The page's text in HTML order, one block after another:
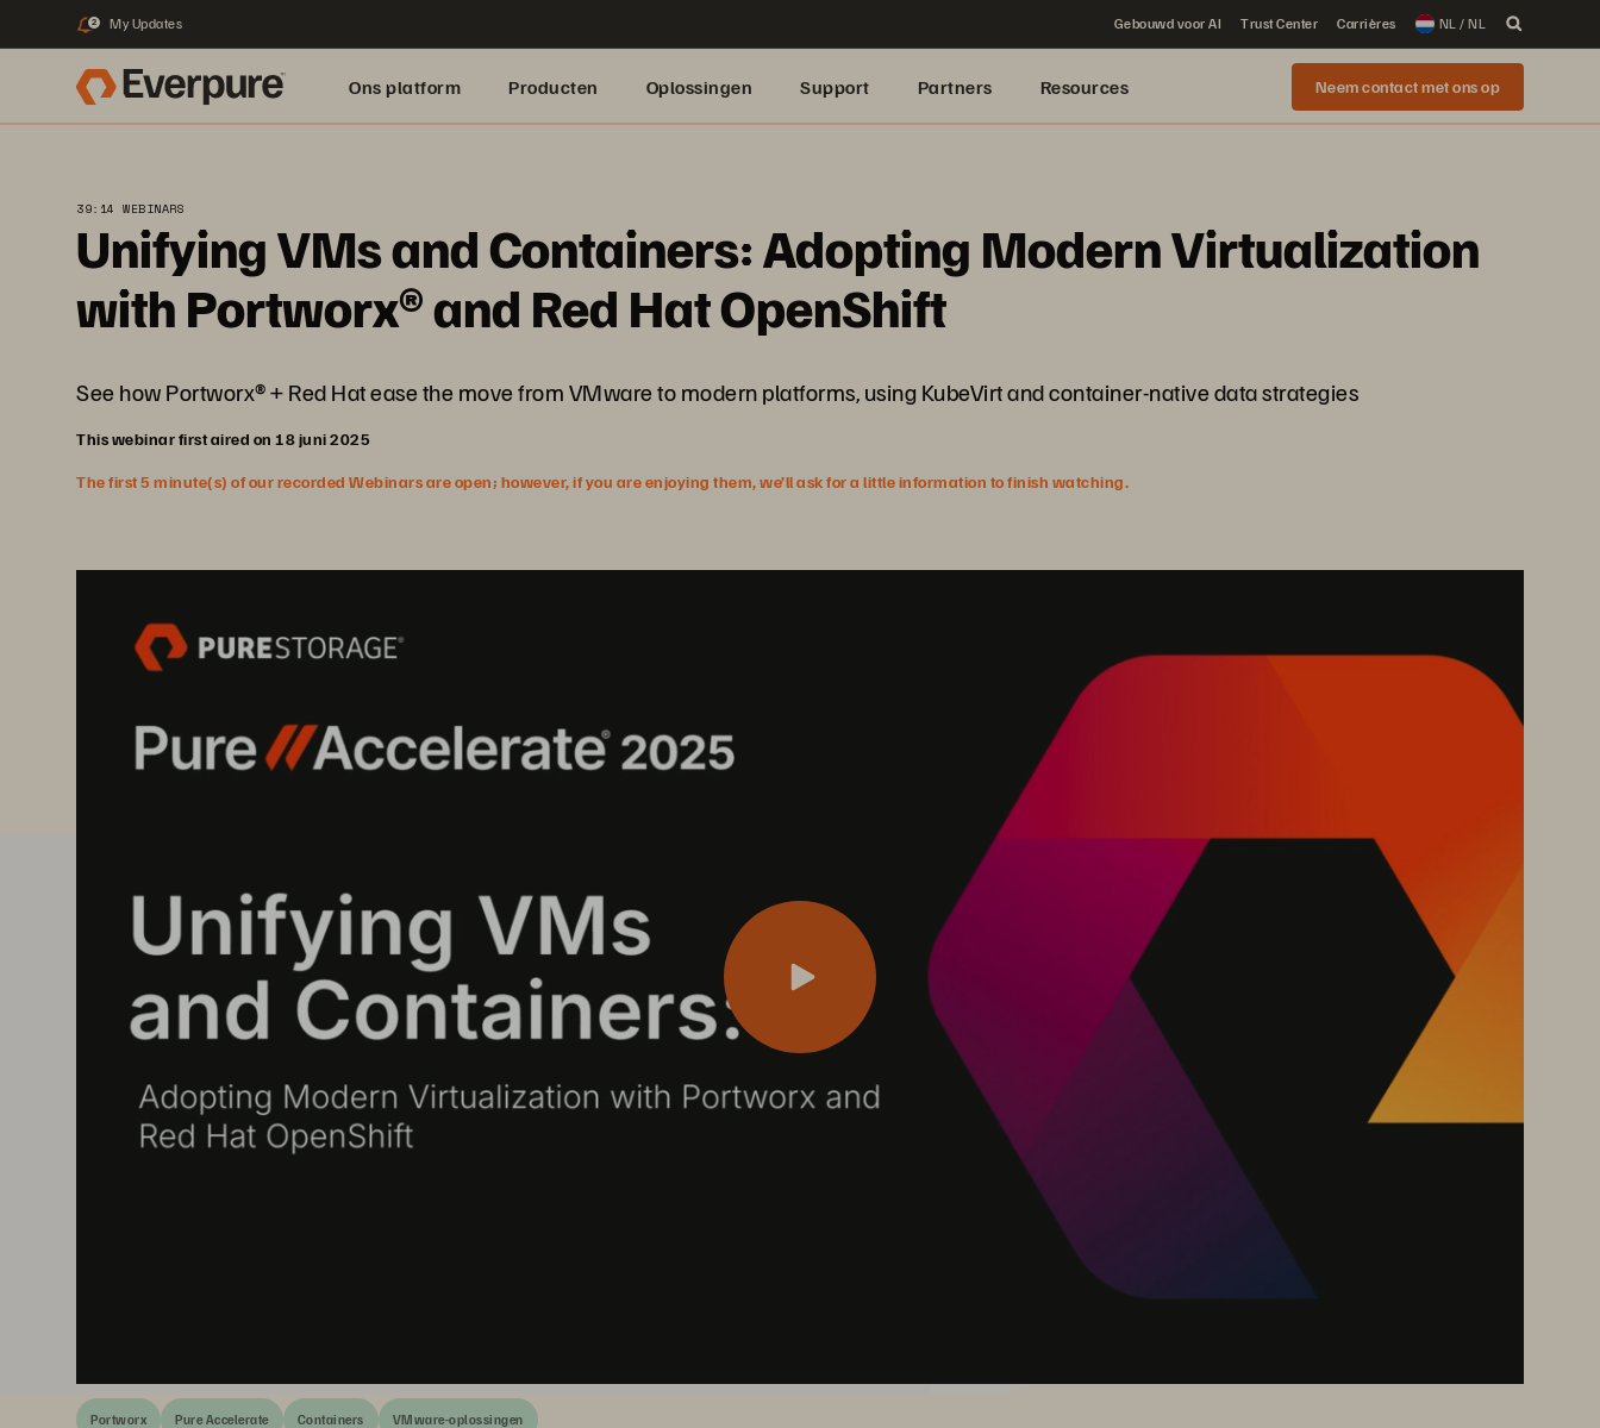
2 My Updates Gebouwd voor AI Trust Center Carrières NL / NL
Ons platform Producten Oplossingen Support Partners Resources Neem contact met ons op
39:14 WEBINARS
Unifying VMs and Containers: Adopting Modern Virtualization
with Portworx® and Red Hat OpenShift
See how Portworx® + Red Hat ease the move from VMware to modern platforms, using KubeVirt and container-native data strategies
This webinar first aired on 18 juni 2025
The first 5 minute(s) of our recorded Webinars are open; however, if you are enjoying them, we’ll ask for a little information to finish watching.
Portworx Pure Accelerate Containers VMware-oplossingen